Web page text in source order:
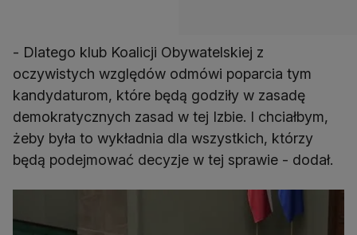
- Dlatego klub Koalicji Obywatelskiej z
oczywistych względów odmówi poparcia tym
kandydaturom, które będą godziły w zasadę
demokratycznych zasad w tej Izbie. I chciałbym,
żeby była to wykładnia dla wszystkich, którzy
będą podejmować decyzje w tej sprawie - dodał.